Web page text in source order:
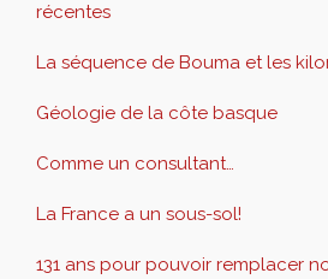
récentes
La séquence de Bouma et les
Géologie de la côte basque
Comme un consultant…
La France a un sous-sol!
131 ans pour pouvoir remplacer